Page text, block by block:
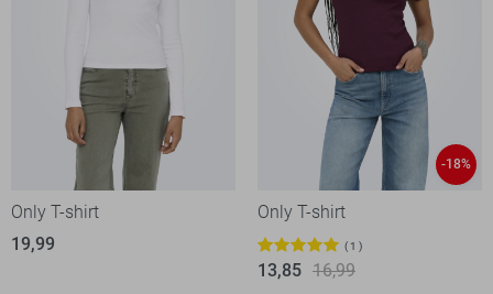
Only T-shirt
19,99
-18%
Only T-shirt
1
13,85 16,99